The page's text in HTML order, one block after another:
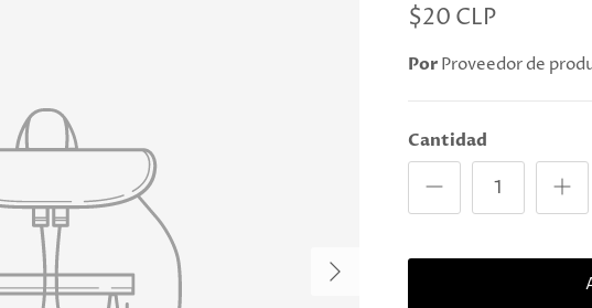
Próximo
$20 CLP
PorProveedor de
Cantidad